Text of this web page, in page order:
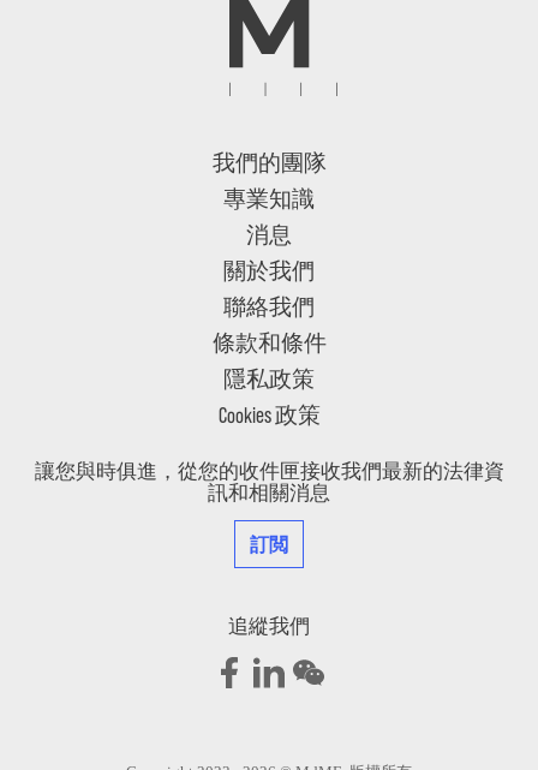
我們的團隊
專業知識
消息
關於我們
聯絡我們
條款和條件
隱私政策
Cookies 政策
讓您與時俱進，從您的收件匣接收我們最新的法律資
訊和相關消息
訂閲
追縱我們